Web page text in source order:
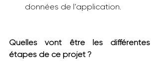
données de l’application.
Quelles vont être les différentes
étapes de ce projet ?